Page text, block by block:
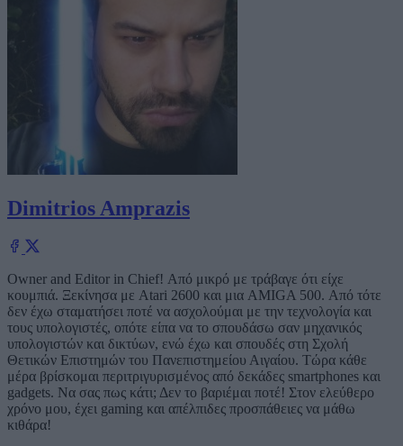
Dimitrios Amprazis
Owner and Editor in Chief! Από μικρό με τράβαγε ότι είχε
κουμπιά. Ξεκίνησα με Atari 2600 και μια AMIGA 500. Από τότε
δεν έχω σταματήσει ποτέ να ασχολούμαι με την τεχνολογία και
τους υπολογιστές, οπότε είπα να το σπουδάσω σαν μηχανικός
υπολογιστών και δικτύων, ενώ έχω και σπουδές στη Σχολή
Θετικών Επιστημών του Πανεπιστημείου Αιγαίου. Τώρα κάθε
μέρα βρίσκομαι περιτριγυρισμένος από δεκάδες smartphones και
gadgets. Να σας πως κάτι; Δεν το βαριέμαι ποτέ! Στον ελεύθερο
χρόνο μου, έχει gaming και απέλπιδες προσπάθειες να μάθω
κιθάρα!